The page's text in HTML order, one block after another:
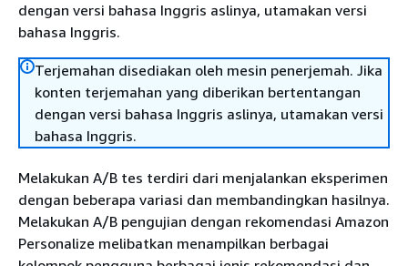
dengan versi bahasa Inggris aslinya, utamakan versi
bahasa Inggris.
Terjemahan disediakan oleh mesin penerjemah. Jika
konten terjemahan yang diberikan bertentangan
dengan versi bahasa Inggris aslinya, utamakan versi
bahasa Inggris.
Melakukan A/B tes terdiri dari menjalankan eksperimen
dengan beberapa variasi dan membandingkan hasilnya.
Melakukan A/B pengujian dengan rekomendasi Amazon
Personalize melibatkan menampilkan berbagai